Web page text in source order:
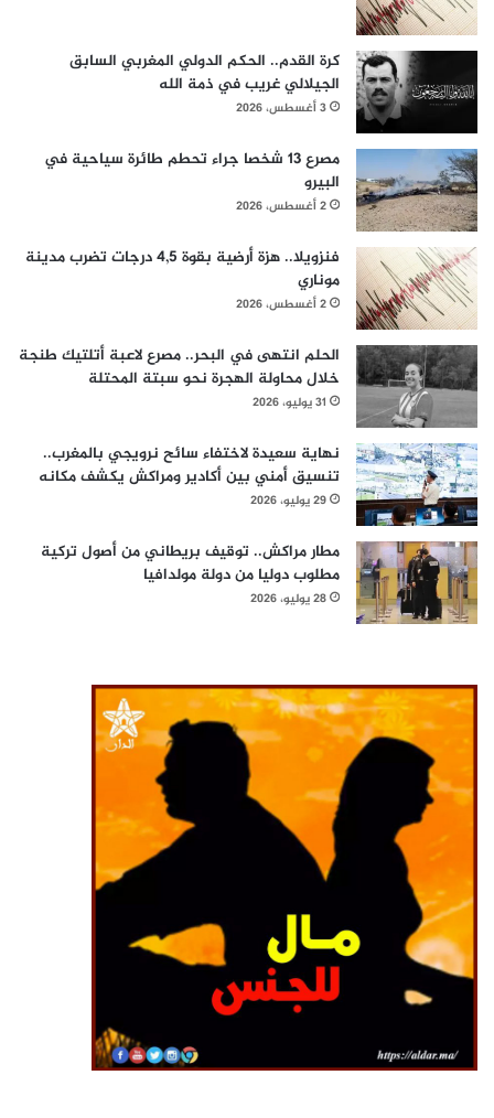
كرة القدم.. الحكم الدولي المغربي السابق
الجيلالي غريب في ذمة الله
3 أغسطس، 2026
مصرع 13 شخصا جراء تحطم طائرة سياحية في
البيرو
2 أغسطس، 2026
فنزويلا.. هزة أرضية بقوة 4,5 درجات تضرب مدينة
موناري
2 أغسطس، 2026
الحلم انتهى في البحر.. مصرع لاعبة أتلتيك طنجة
خلال محاولة الهجرة نحو سبتة المحتلة
31 يوليو، 2026
نهاية سعيدة لاختفاء سائح نرويجي بالمغرب..
تنسيق أمني بين أكادير ومراكش يكشف مكانه
29 يوليو، 2026
مطار مراكش.. توقيف بريطاني من أصول تركية
مطلوب دوليا من دولة مولدافيا
28 يوليو، 2026